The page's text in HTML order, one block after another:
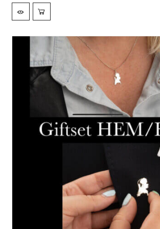
Met dit tijdloze sieraad van 1e graads 925
Leuk voor onder de kerstboom, maar wij
voor u verzenden naar een ander adres.
Wist u al dat de verzendkosten binnen
inbegrepen?